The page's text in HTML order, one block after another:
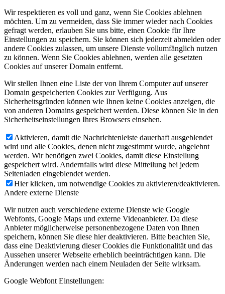
Wir respektieren es voll und ganz, wenn Sie Cookies ablehnen
möchten. Um zu vermeiden, dass Sie immer wieder nach Cookies
gefragt werden, erlauben Sie uns bitte, einen Cookie für Ihre
Einstellungen zu speichern. Sie können sich jederzeit abmelden oder
andere Cookies zulassen, um unsere Dienste vollumfänglich nutzen
zu können. Wenn Sie Cookies ablehnen, werden alle gesetzten
Cookies auf unserer Domain entfernt.
Wir stellen Ihnen eine Liste der von Ihrem Computer auf unserer
Domain gespeicherten Cookies zur Verfügung. Aus
Sicherheitsgründen können wie Ihnen keine Cookies anzeigen, die
von anderen Domains gespeichert werden. Diese können Sie in den
Sicherheitseinstellungen Ihres Browsers einsehen.
Aktivieren, damit die Nachrichtenleiste dauerhaft ausgeblendet
wird und alle Cookies, denen nicht zugestimmt wurde, abgelehnt
werden. Wir benötigen zwei Cookies, damit diese Einstellung
gespeichert wird. Andernfalls wird diese Mitteilung bei jedem
Seitenladen eingeblendet werden.
Hier klicken, um notwendige Cookies zu aktivieren/deaktivieren.
Andere externe Dienste
Wir nutzen auch verschiedene externe Dienste wie Google
Webfonts, Google Maps und externe Videoanbieter. Da diese
Anbieter möglicherweise personenbezogene Daten von Ihnen
speichern, können Sie diese hier deaktivieren. Bitte beachten Sie,
dass eine Deaktivierung dieser Cookies die Funktionalität und das
Aussehen unserer Webseite erheblich beeinträchtigen kann. Die
Änderungen werden nach einem Neuladen der Seite wirksam.
Google Webfont Einstellungen: